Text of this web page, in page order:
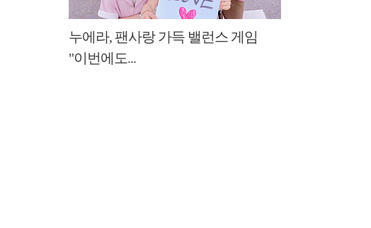
누에라, 팬사랑 가득 밸런스 게임
"이번에도...